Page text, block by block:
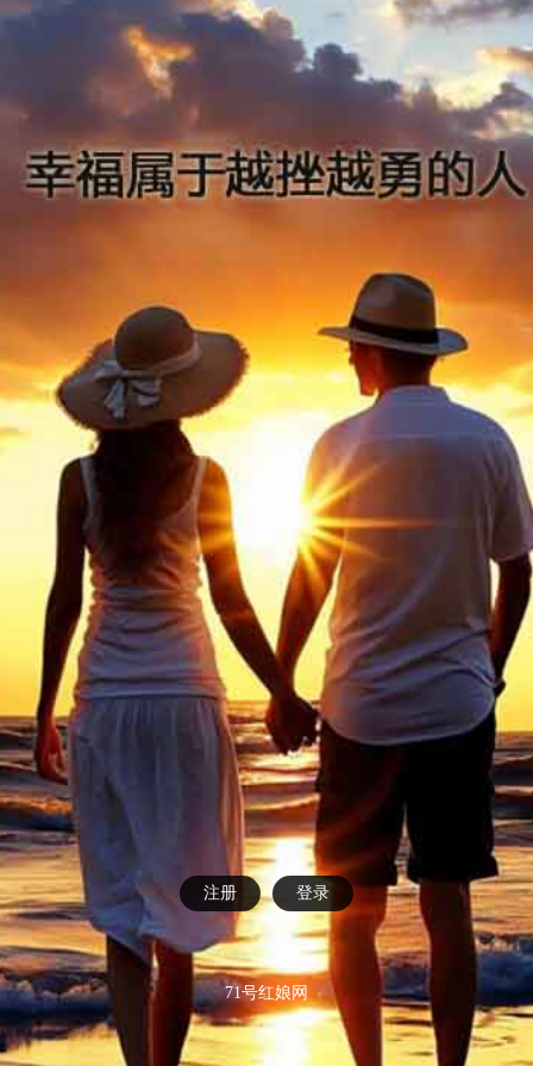
注册 登录
71号红娘网